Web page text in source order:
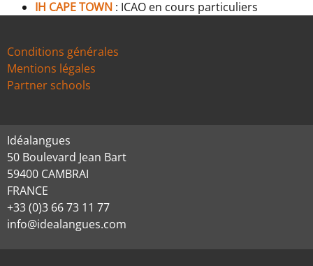
IH CAPE TOWN : ICAO en cours particuliers
Conditions générales
Mentions légales
Partner schools
Idéalangues
50 Boulevard Jean Bart
59400 CAMBRAI
FRANCE
+33 (0)3 66 73 11 77
info@idealangues.com